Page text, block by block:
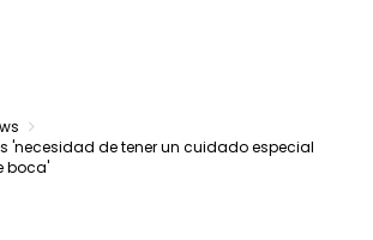
'necesidad de tener un cuidado especial
boca'